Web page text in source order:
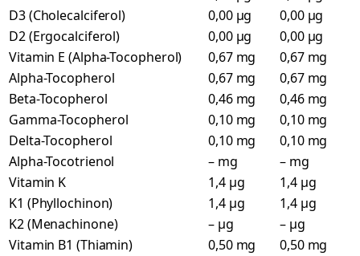
D3 (Cholecalciferol)
0,00 µg
0,00 µg
D2 (Ergocalciferol)
0,00 µg
0,00 µg
Vitamin E (Alpha-Tocopherol)
0,67 mg
0,67 mg
Alpha-Tocopherol
0,67 mg
0,67 mg
Beta-Tocopherol
0,46 mg
0,46 mg
Gamma-Tocopherol
0,10 mg
0,10 mg
Delta-Tocopherol
0,10 mg
0,10 mg
Alpha-Tocotrienol
– mg
– mg
Vitamin K
1,4 µg
1,4 µg
K1 (Phyllochinon)
1,4 µg
1,4 µg
K2 (Menachinone)
– µg
– µg
Vitamin B1 (Thiamin)
0,50 mg
0,50 mg